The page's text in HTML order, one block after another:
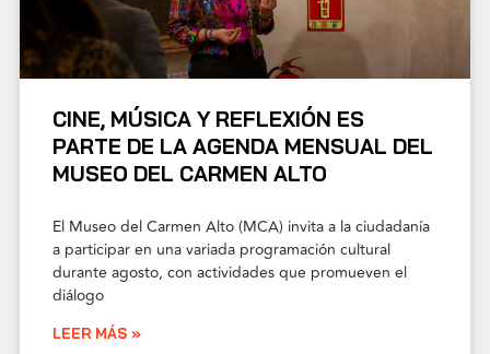
CINE, MÚSICA Y REFLEXIÓN ES
PARTE DE LA AGENDA MENSUAL DEL
MUSEO DEL CARMEN ALTO
El Museo del Carmen Alto (MCA) invita a la ciudadanía
a participar en una variada programación cultural
durante agosto, con actividades que promueven el
diálogo
LEER MÁS »